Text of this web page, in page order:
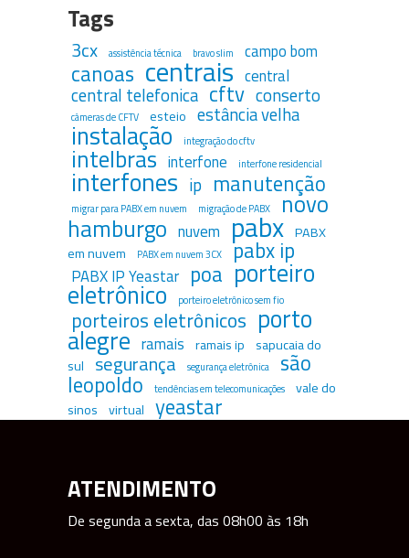
Tags
3cx assistência técnica bravo slim campo bom
canoas centrais central
central telefonica cftv conserto
câmeras de CFTV esteio estância velha
instalação integração do cftv
intelbras interfone interfone residencial
interfones ip manutenção
migrar para PABX em nuvem migração de PABX novo
hamburgo nuvem pabx PABX
em nuvem
PABX em nuvem 3CX pabx ip
PABX IP Yeastar poa porteiro
eletrônico porteiro eletrônico sem fio
porteiros eletrônicos porto
alegre ramais ramais ip
sapucaia do
sul
segurança segurança eletrônica são
leopoldo tendências em telecomunicações
vale do
sinos virtual yeastar
ATENDIMENTO
De segunda a sexta, das 08h00 às 18h